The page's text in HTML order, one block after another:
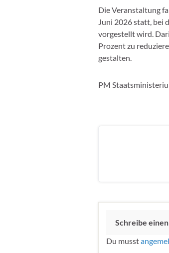
Die Veranstaltung
Juni 2026 statt, bei
vorgestellt wird.
Prozent zu
gestalten.
PM
Schreibe
Du musst